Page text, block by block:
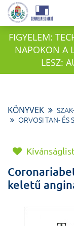
FIGYELEM:
NAPOKON A
LESZ:
KÖNYVEK
ORVOSI TAN- ÉS
keletű